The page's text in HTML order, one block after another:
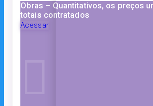
Obras – Quantitativos, os preços
totais contratados
Acessar